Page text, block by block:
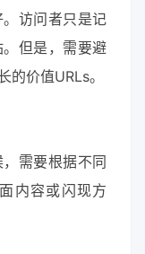
访问者只是记
但是，需要避
价值URLs。
需要根据不同
内容或闪现方